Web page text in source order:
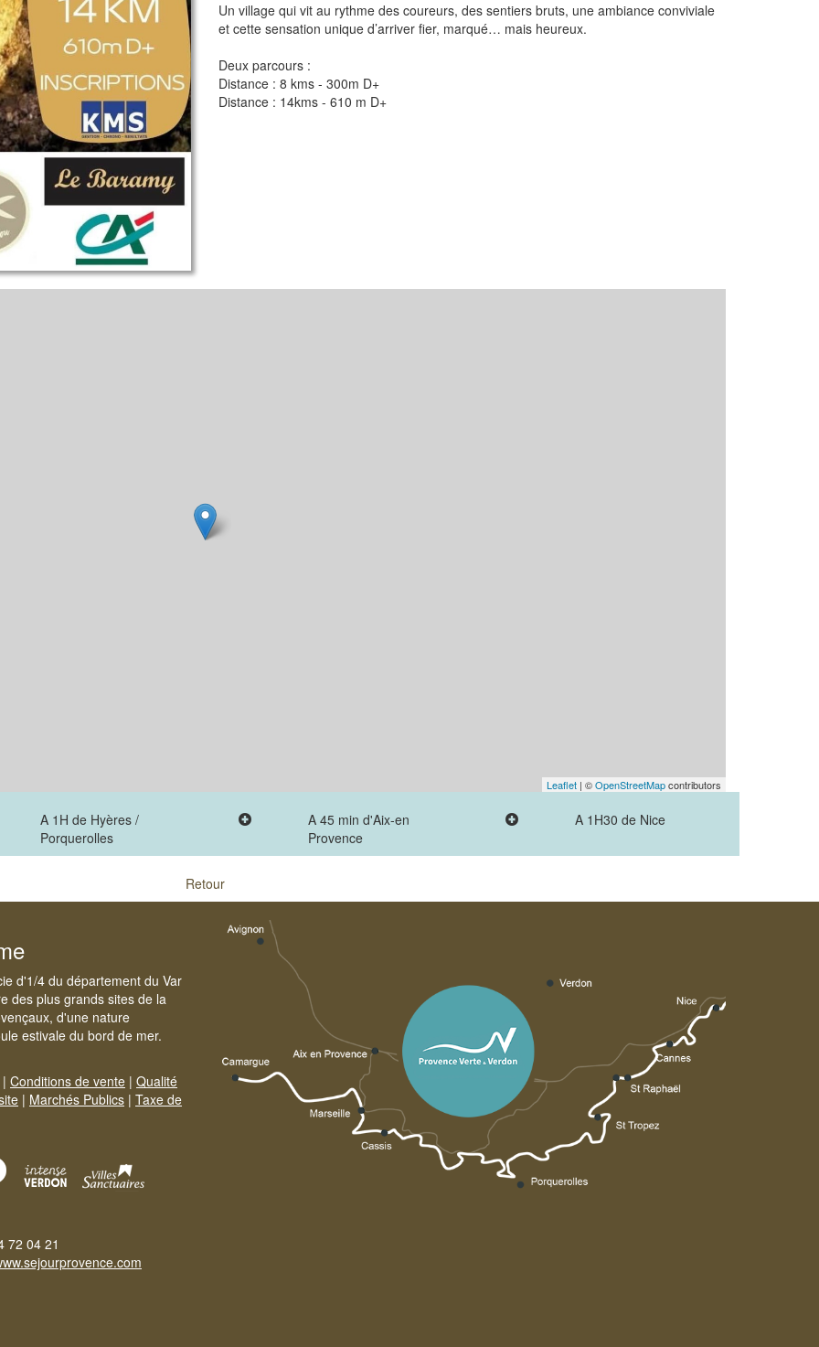
Un village qui vit au rythme des coureurs, des sentiers bruts, une ambiance conviviale
et cette sensation unique d’arriver fier, marqué… mais heureux.
Deux parcours :
Distance : 8 kms - 300m D+
Distance : 14kms - 610 m D+
Leaflet | ©OpenStreetMapcontributors
A 1H de Hyères /
Porquerolles
A 45 min d'Aix-en
Provence
A 1H30 de Nice
Retour
d'1/4 du département du Var
des plus grands sites de la
d'une nature
estivale du bord de mer.
| Conditions de vente | Qualité
| Marchés Publics | Taxe de
72 04 21